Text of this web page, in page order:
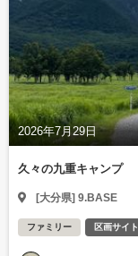
2026年7月29日
久々の九重キャンプ
[大分県] 9.BASE
ファミリー 区画サイト